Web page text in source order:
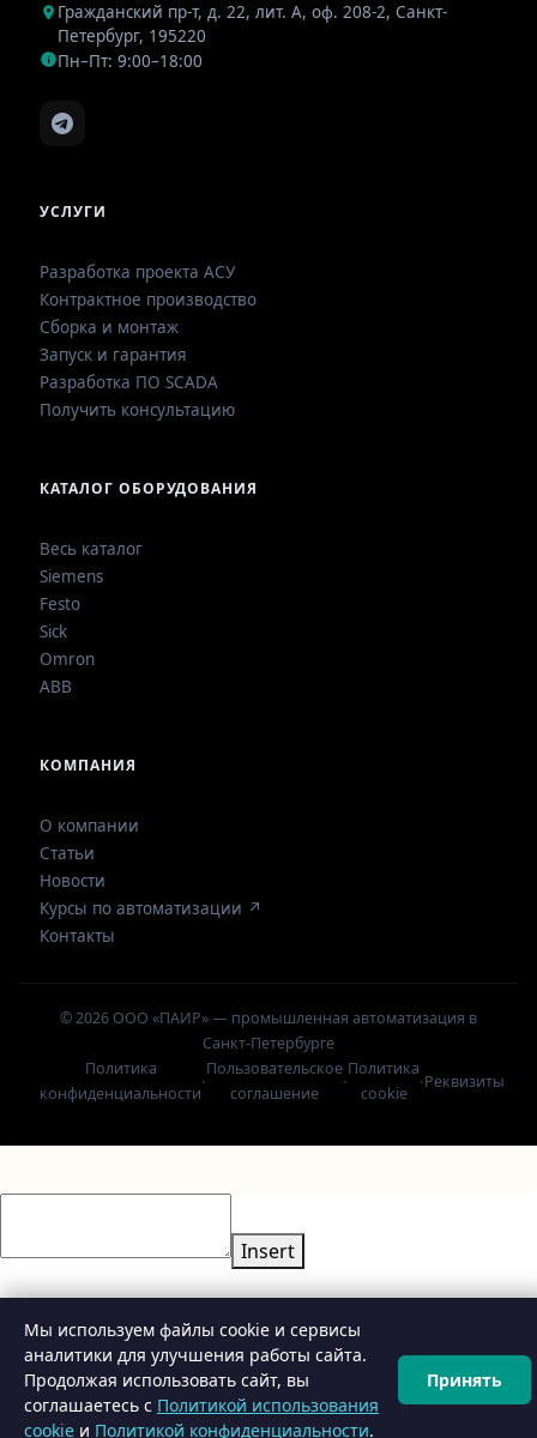
⚙️ Конфигуратор
Гражданский пр-т, д. 22, лит. А, оф. 208-2, Санкт-
Петербург, 195220
Пн–Пт: 9:00–18:00
УСЛУГИ
Разработка проекта АСУ
Контрактное производство
Сборка и монтаж
Запуск и гарантия
Разработка ПО SCADA
Получить консультацию
КАТАЛОГ ОБОРУДОВАНИЯ
Весь каталог
Siemens
Festo
Sick
Omron
ABB
КОМПАНИЯ
О компании
Статьи
Новости
Курсы по автоматизации ↗
Контакты
© 2026 ООО «ПАИР» — промышленная автоматизация в
Санкт-Петербурге
Политика
конфиденциальности
·
Пользовательское
соглашение
·
Политика
cookie
·Реквизиты
Insert
Мы используем файлы cookie и сервисы
аналитики для улучшения работы сайта.
Продолжая использовать сайт, вы
соглашаетесь с Политикой использования
cookie и Политикой конфиденциальности.
Принять